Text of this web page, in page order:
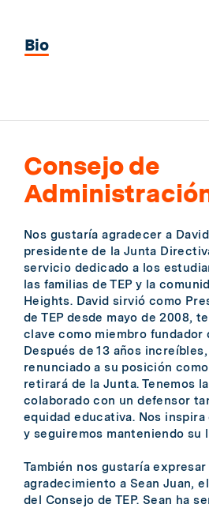
Bio
Consejo de
Nos gustaría agradecer a
presidente de la Junta
servicio dedicado a los
las familias de TEP y la
Heights. David sirvió como
de TEP desde mayo de 2008,
clave como miembro fundador
Después de 13 años
renunciado a su posición
retirará de la Junta. Tenemos
colaborado con un defensor
equidad educativa. Nos
y seguiremos manteniendo su
También nos gustaría
agradecimiento a Sean Juan,
del Consejo de TEP. Sean ha